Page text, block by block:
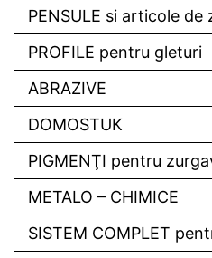
PENSULE si articole de
PROFILE pentru gleturi
ABRAZIVE
DOMOSTUK
PIGMENŢI pentru
METALO – CHIMICE
SISTEM COMPLET